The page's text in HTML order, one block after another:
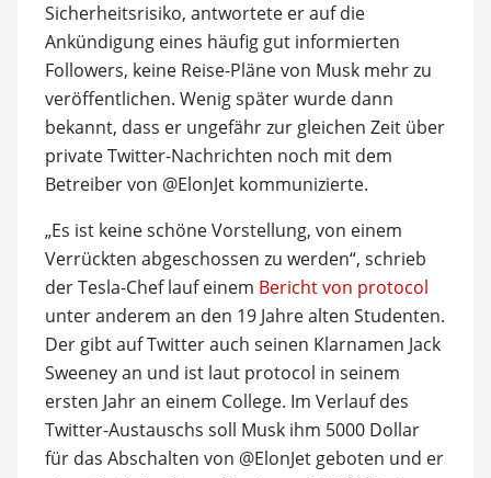
Sicherheitsrisiko, antwortete er auf die
Ankündigung eines häufig gut informierten
Followers, keine Reise-Pläne von Musk mehr zu
veröffentlichen. Wenig später wurde dann
bekannt, dass er ungefähr zur gleichen Zeit über
private Twitter-Nachrichten noch mit dem
Betreiber von @ElonJet kommunizierte.
„Es ist keine schöne Vorstellung, von einem
Verrückten abgeschossen zu werden“, schrieb
der Tesla-Chef lauf einem Bericht von protocol
unter anderem an den 19 Jahre alten Studenten.
Der gibt auf Twitter auch seinen Klarnamen Jack
Sweeney an und ist laut protocol in seinem
ersten Jahr an einem College. Im Verlauf des
Twitter-Austauschs soll Musk ihm 5000 Dollar
für das Abschalten von @ElonJet geboten und er